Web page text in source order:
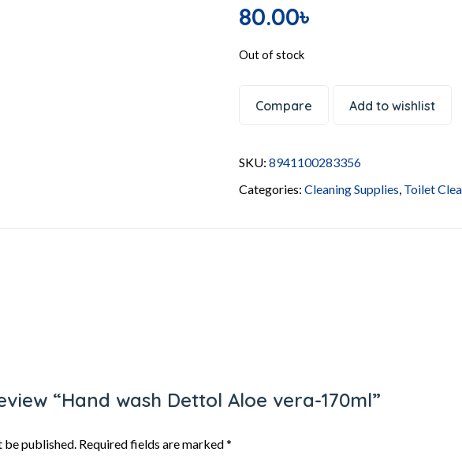
80.00৳
Out of stock
Compare Add to wishlist
SKU:8941100283356
Categories:Cleaning Supplies Toilet
“Hand wash Dettol Aloe vera-170ml”
published. Required fields are marked*